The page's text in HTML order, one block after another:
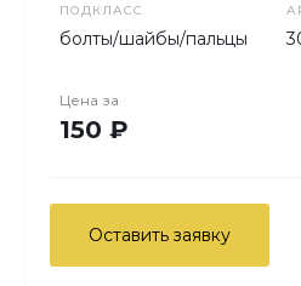
ПОДКЛАСС
болты/шайбы/пальцы
Цена за
150 ₽
Оставить заявку